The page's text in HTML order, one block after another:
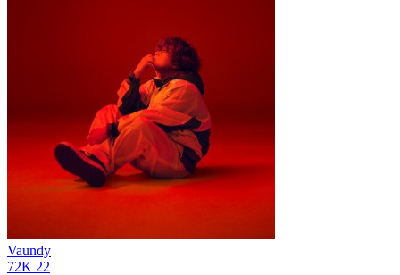
Vaundy
72K 22